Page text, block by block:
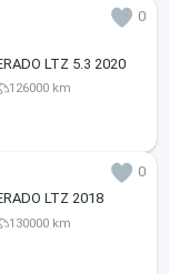
0
LTZ 5.3 2020
126000 km
0
LTZ 2018
130000 km